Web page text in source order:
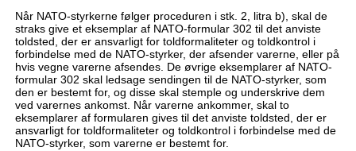
Når NATO-styrkerne følger proceduren i stk. 2, litra b), skal de
straks give et eksemplar af NATO-formular 302 til det anviste
toldsted, der er ansvarligt for toldformaliteter og toldkontrol i
forbindelse med de NATO-styrker, der afsender varerne, eller på
hvis vegne varerne afsendes. De øvrige eksemplarer af NATO-
formular 302 skal ledsage sendingen til de NATO-styrker, som
den er bestemt for, og disse skal stemple og underskrive dem
ved varernes ankomst. Når varerne ankommer, skal to
eksemplarer af formularen gives til det anviste toldsted, der er
ansvarligt for toldformaliteter og toldkontrol i forbindelse med de
NATO-styrker, som varerne er bestemt for.